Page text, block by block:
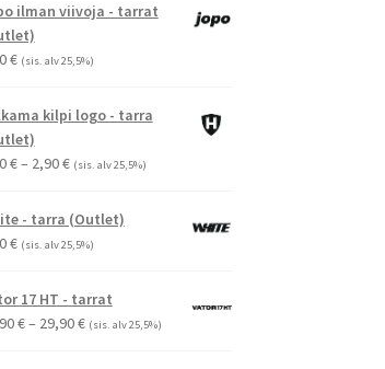
ilman viivoja - tarrat
€ (sis. alv 25,5%)
kilpi logo - tarra
€– 2,90€Hintaluokka:
-
(sis. alv 25,5%)
- tarra (Outlet)
€ (sis. alv 25,5%)
17 HT - tarrat
€– 29,90€Hintaluokka:
(sis. alv 25,5%)